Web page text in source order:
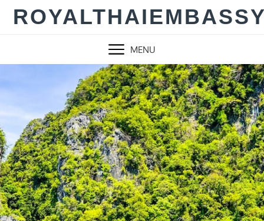
Skip
MENU